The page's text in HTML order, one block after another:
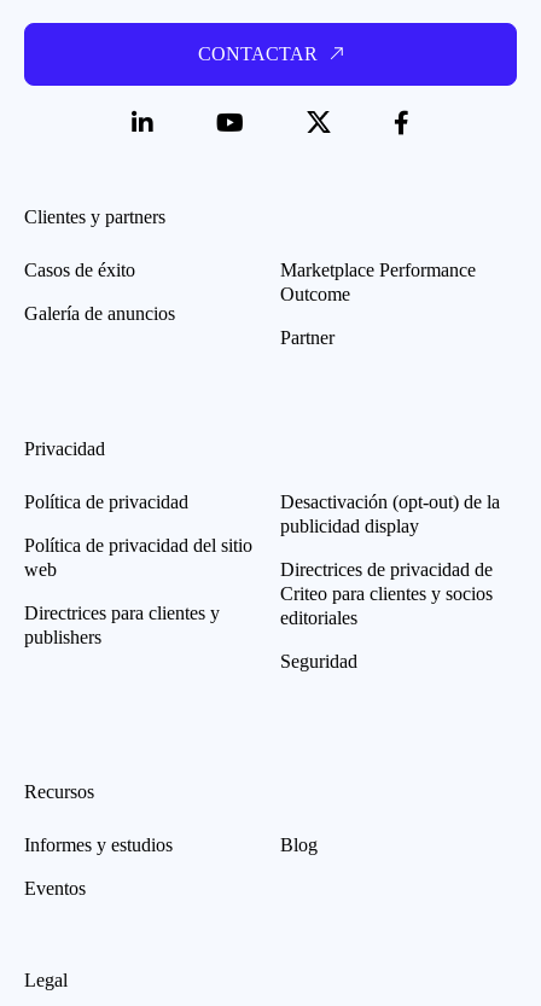
CONTACTAR
Clientes y partners
Casos de éxito
Galería de anuncios
Marketplace Performance
Outcome
Partner
Privacidad
Política de privacidad
Política de privacidad del sitio
web
Directrices para clientes y
publishers
Desactivación (opt-out) de la
publicidad display
Directrices de privacidad de
Criteo para clientes y socios
editoriales
Seguridad
Recursos
Informes y estudios
Eventos
Blog
Legal